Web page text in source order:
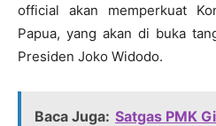
official akan memperkuat
Papua, yang akan di buka
Presiden Joko Widodo.
Baca Juga: Satgas PMK